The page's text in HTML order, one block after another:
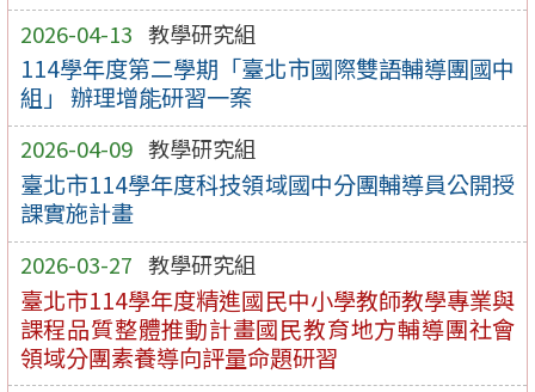
2026-04-13 教學研究組
114學年度第二學期「臺北市國際雙語輔導團國中
組」 辦理增能研習一案
2026-04-09 教學研究組
臺北市114學年度科技領域國中分團輔導員公開授
課實施計畫
2026-03-27 教學研究組
臺北市114學年度精進國民中小學教師教學專業與
課程品質整體推動計畫國民教育地方輔導團社會
領域分團素養導向評量命題研習